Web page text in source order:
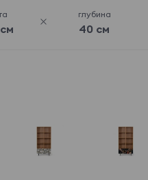
глубина
40 см